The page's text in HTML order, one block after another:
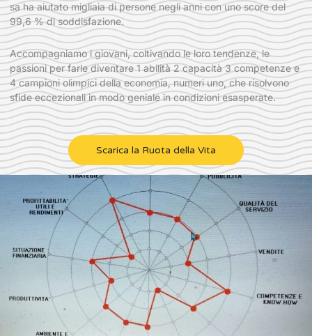
sa ha aiutato migliaia di persone negli anni con uno score del
99,6 % di soddisfazione.
Accompagniamo i giovani, coltivando le loro tendenze, le
passioni per farle diventare 1 abilità 2 capacità 3 competenze e
4 campioni olimpici della economia, numeri uno, che risolvono
sfide eccezionali in modo geniale in condizioni esasperate.
Scarica la Ruota della Vita